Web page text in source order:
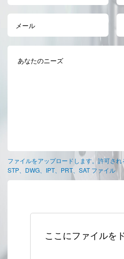
ファイルをアップロードします。許可され
STP、DWG、IPT、PRT、SAT ファイル
ここにファイルを